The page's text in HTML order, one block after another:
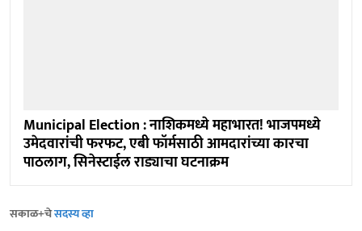
Municipal Election : नाशिकमध्ये महाभारत! भाजपमध्ये
उमेदवारांची फरफट, एबी फॉर्मसाठी आमदारांच्या कारचा
पाठलाग, सिनेस्टाईल राड्याचा घटनाक्रम
सकाळ+चेसदस्य व्हा